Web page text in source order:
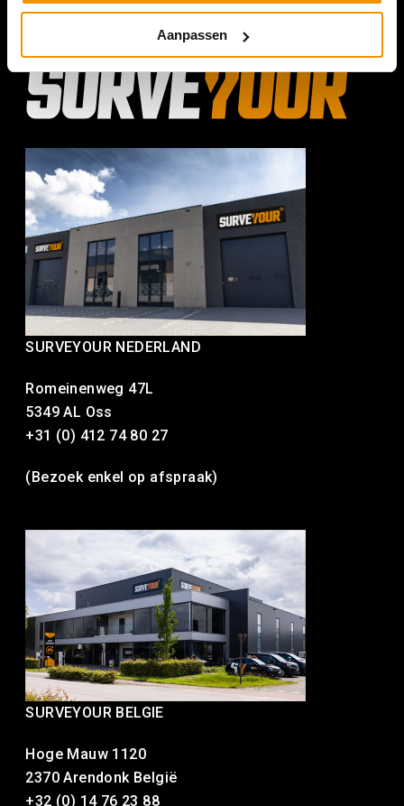
Aanpassen
SURVEYOUR NEDERLAND
Romeinenweg 47L
5349 AL Oss
+31 (0) 412 74 80 27
(Bezoek enkel op afspraak)
SURVEYOUR BELGIE
Hoge Mauw 1120
2370 Arendonk België
+32 (0) 14 76 23 88